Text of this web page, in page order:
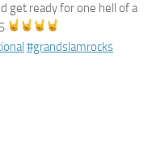
get ready for one hell of a
#grandslamrocks